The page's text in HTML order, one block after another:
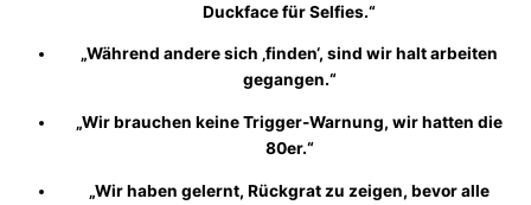
Duckface für Selfies.“
„Während andere sich ‚finden‘, sind wir halt arbeiten
gegangen.“
„Wir brauchen keine Trigger-Warnung, wir hatten die
80er.“
„Wir haben gelernt, Rückgrat zu zeigen, bevor alle